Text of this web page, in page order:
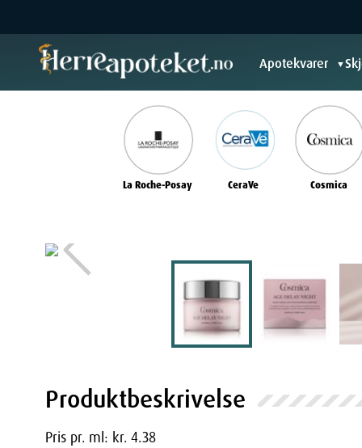
Apotekvarer ▼
La Roche-Posay CeraVe Cosmica
Produktbeskrivelse
Pris pr. ml: kr. 4.38